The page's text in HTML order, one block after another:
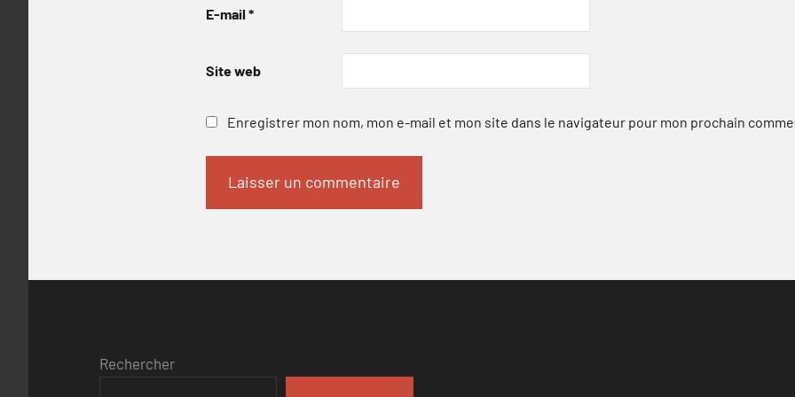
E-mail *
Site web
Enregistrer mon nom, mon e-mail et mon site dans le navigateur pour mon prochain
Rechercher